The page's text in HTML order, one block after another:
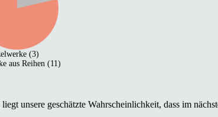
(3)
aus Reihen (11)
unsere geschätzte Wahrscheinlichkeit, dass im